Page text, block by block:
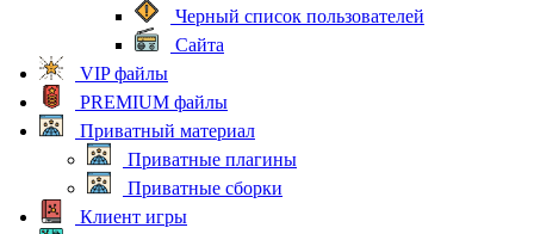
Черный список пользователей
Сайта
VIP файлы
PREMIUM файлы
Приватный материал
Приватные плагины
Приватные сборки
Клиент игры